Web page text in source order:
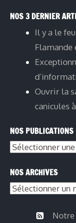
NOS 3 DERNIER
Il y a le
Flamande
Ouvrir la
canicules
NOS
Nos
par
thèmes
NOS ARCHIVES
Nos
Notre